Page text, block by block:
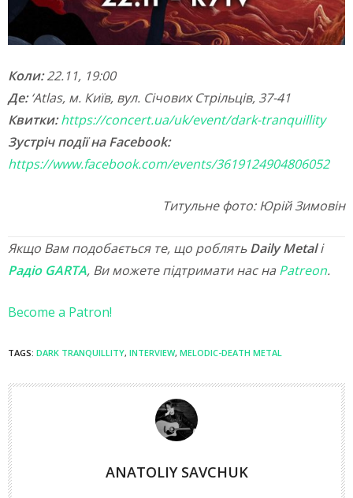
Коли:22.11, 19:00
Де:‘Atlas, м. Київ, вул. Січових Стрільців, 37-41
Квитки: https://concert.ua/uk/event/dark-tranquillity
Зустріч події на Facebook:
https://www.facebook.com/events/3619124904806052
Титульне фото: Юрій Зимовін
Якщо Вам подобається те, що роблятьDaily Metalі
Радіо GARTA, Ви можете підтримати нас на Patreon.
Become a Patron!
TAGS: DARK TRANQUILLITY, INTERVIEW, MELODIC-DEATH METAL
ANATOLIY SAVCHUK